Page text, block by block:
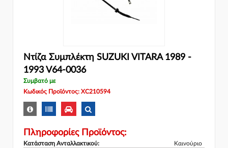
Ντίζα Συμπλέκτη SUZUKI VITARA 1989 -
1993 V64-0036
Συμβατό με
Κωδικός Προϊόντος: XC210594
Πληροφορίες Προϊόντος:
Κατάσταση Ανταλλακτικού:
Καινούριο